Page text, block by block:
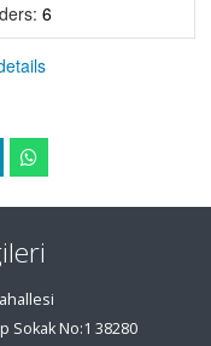
6
Sokak No:1 38280